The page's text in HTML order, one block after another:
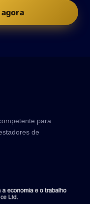
para
de